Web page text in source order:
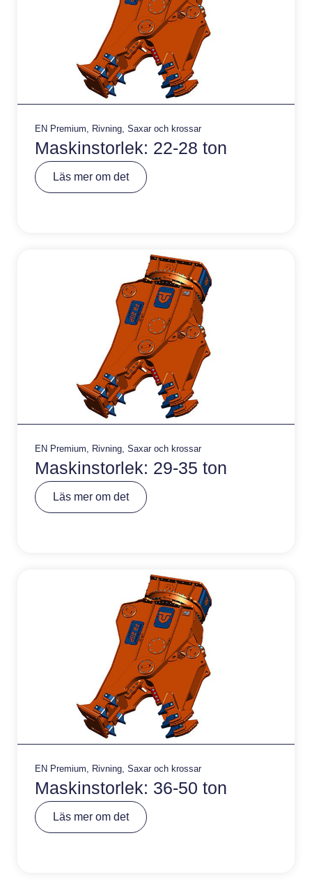
EN Premium, Rivning, Saxar och krossar
Maskinstorlek: 22-28 ton
Läs mer om det
e
:
EN Premium, Rivning, Saxar och krossar
Maskinstorlek: 29-35 ton
Läs mer om det
e
:
EN Premium, Rivning, Saxar och krossar
Maskinstorlek: 36-50 ton
Läs mer om det